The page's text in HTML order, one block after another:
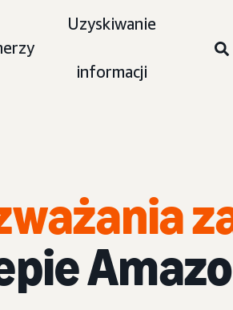
Uzyskiwanie
informacji